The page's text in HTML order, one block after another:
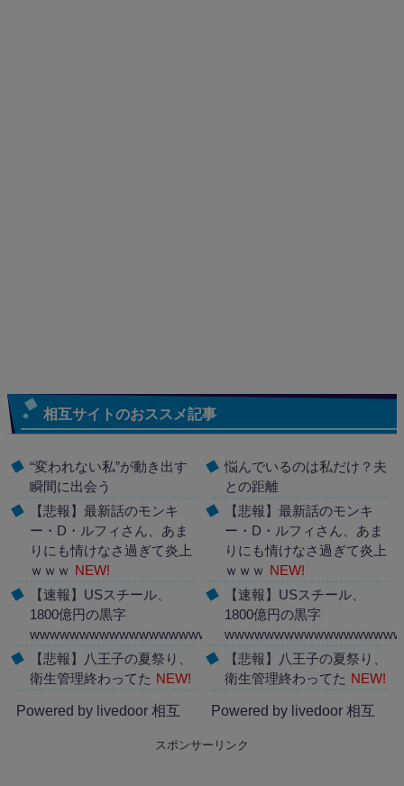
相互サイトのおススメ記事
“変われない私”が動き出す
瞬間に出会う
【悲報】最新話のモンキ
ー・D・ルフィさん、あま
りにも情けなさ過ぎて炎上
ｗｗｗ NEW!
【速報】USスチール、
1800億円の黒字
wwwwwwwwwwwwwwwwwwwwwwww NEW!
【悲報】八王子の夏祭り、
衛生管理終わってた NEW!
Powered by livedoor 相互
悩んでいるのは私だけ？夫
との距離
【悲報】最新話のモンキ
ー・D・ルフィさん、あま
りにも情けなさ過ぎて炎上
ｗｗｗ NEW!
【速報】USスチール、
1800億円の黒字
【悲報】八王子の夏祭り、
衛生管理終わってた NEW!
Powered by livedoor 相互
スポンサーリンク